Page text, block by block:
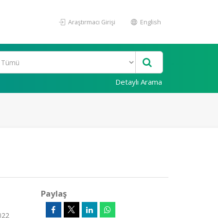
Araştırmacı Girişi English
Detaylı Arama
Paylaş